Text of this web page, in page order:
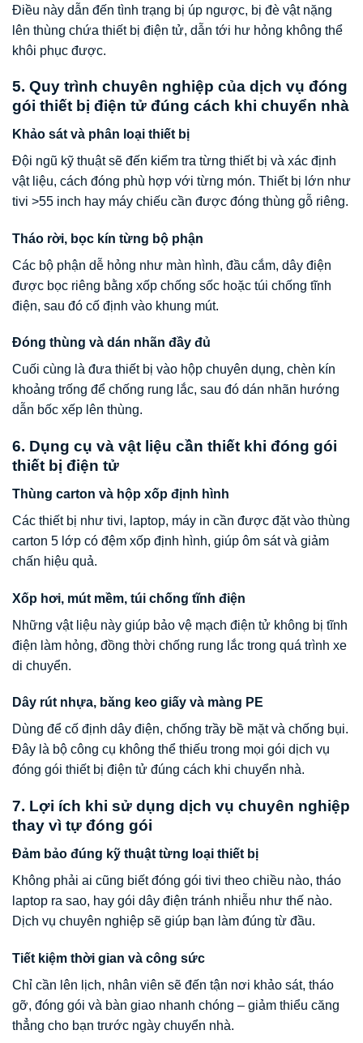
Điều này dẫn đến tình trạng bị úp ngược, bị đè vật nặng
lên thùng chứa thiết bị điện tử, dẫn tới hư hỏng không thể
khôi phục được.
5. Quy trình chuyên nghiệp của dịch vụ đóng
gói thiết bị điện tử đúng cách khi chuyển nhà
Khảo sát và phân loại thiết bị
Đội ngũ kỹ thuật sẽ đến kiểm tra từng thiết bị và xác định
vật liệu, cách đóng phù hợp với từng món. Thiết bị lớn như
tivi >55 inch hay máy chiếu cần được đóng thùng gỗ riêng.
Tháo rời, bọc kín từng bộ phận
Các bộ phận dễ hỏng như màn hình, đầu cắm, dây điện
được bọc riêng bằng xốp chống sốc hoặc túi chống tĩnh
điện, sau đó cố định vào khung mút.
Đóng thùng và dán nhãn đầy đủ
Cuối cùng là đưa thiết bị vào hộp chuyên dụng, chèn kín
khoảng trống để chống rung lắc, sau đó dán nhãn hướng
dẫn bốc xếp lên thùng.
6. Dụng cụ và vật liệu cần thiết khi đóng gói
thiết bị điện tử
Thùng carton và hộp xốp định hình
Các thiết bị như tivi, laptop, máy in cần được đặt vào thùng
carton 5 lớp có đệm xốp định hình, giúp ôm sát và giảm
chấn hiệu quả.
Xốp hơi, mút mềm, túi chống tĩnh điện
Những vật liệu này giúp bảo vệ mạch điện tử không bị tĩnh
điện làm hỏng, đồng thời chống rung lắc trong quá trình xe
di chuyển.
Dây rút nhựa, băng keo giấy và màng PE
Dùng để cố định dây điện, chống trầy bề mặt và chống bụi.
Đây là bộ công cụ không thể thiếu trong mọi gói dịch vụ
đóng gói thiết bị điện tử đúng cách khi chuyển nhà.
7. Lợi ích khi sử dụng dịch vụ chuyên nghiệp
thay vì tự đóng gói
Đảm bảo đúng kỹ thuật từng loại thiết bị
Không phải ai cũng biết đóng gói tivi theo chiều nào, tháo
laptop ra sao, hay gói dây điện tránh nhiễu như thế nào.
Dịch vụ chuyên nghiệp sẽ giúp bạn làm đúng từ đầu.
Tiết kiệm thời gian và công sức
Chỉ cần lên lịch, nhân viên sẽ đến tận nơi khảo sát, tháo
gỡ, đóng gói và bàn giao nhanh chóng – giảm thiểu căng
thẳng cho bạn trước ngày chuyển nhà.